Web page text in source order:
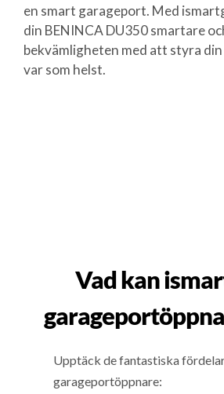
en smart garageport. Med
din BENINCA DU350 smartare
bekvämligheten med att styra
var som helst.
Vad kan
Upptäck de fantastiska
garageportöppnare: